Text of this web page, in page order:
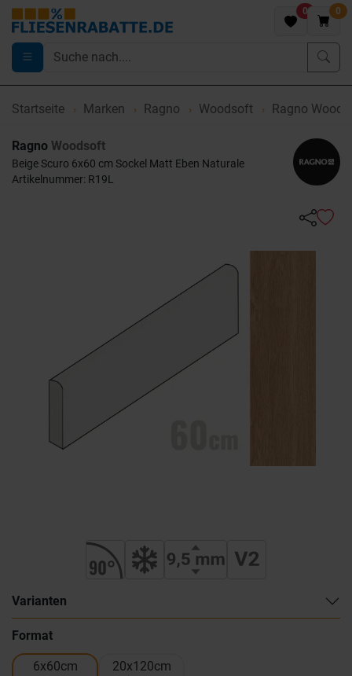
0 0
Startseite Marken Ragno Woodsoft Ragno
Ragno Woodsoft
Beige Scuro 6x60 cm Sockel Matt Eben Naturale
Artikelnummer: R19L
Varianten
Format
6x60cm 20x120cm